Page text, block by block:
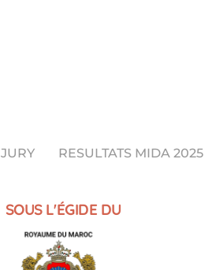
JURY RESULTATS MIDA 2025
SOUS L'ÉGIDE DU